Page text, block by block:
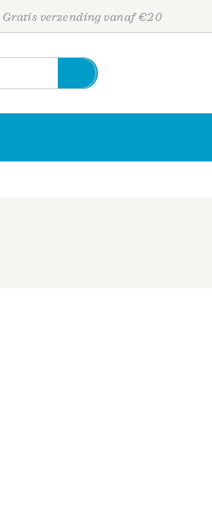
Gratis verzending vanaf €20
Personen